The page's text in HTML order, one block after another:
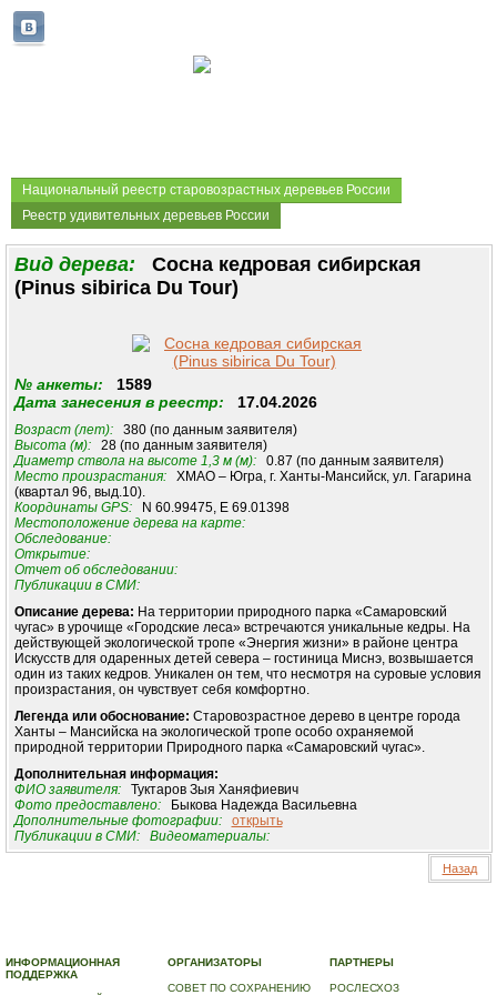
Национальный реестр старовозрастных деревьев России
Реестр удивительных деревьев России
Вид дерева: Cосна кедровая сибирская
(Pinus sibirica Du Tour)
№ анкеты: 1589
Дата занесения в реестр: 17.04.2026
Возраст (лет):380 (по данным заявителя)
Высота (м):28 (по данным заявителя)
Диаметр ствола на высоте 1,3 м (м):0.87 (по данным заявителя)
Место произрастания:ХМАО – Югра, г. Ханты-Мансийск, ул. Гагарина
(квартал 96, выд.10).
Координаты GPS:N 60.99475, E 69.01398
Местоположение дерева на карте:
Обследование:
Открытие:
Отчет об обследовании:
Публикации в СМИ:
Описание дерева: На территории природного парка «Самаровский
чугас» в урочище «Городские леса» встречаются уникальные кедры. На
действующей экологической тропе «Энергия жизни» в районе центра
Искусств для одаренных детей севера – гостиница Миснэ, возвышается
один из таких кедров. Уникален он тем, что несмотря на суровые условия
произрастания, он чувствует себя комфортно.
Легенда или обоснование: Старовозрастное дерево в центре города
Ханты – Мансийска на экологической тропе особо охраняемой
природной территории Природного парка «Самаровский чугас».
Дополнительная информация:
ФИО заявителя:Туктаров Зыя Ханяфиевич
Фото предоставлено:Быкова Надежда Васильевна
Дополнительные фотографии:
открыть
Публикации в СМИ:
Видеоматериалы:
Назад
ИНФОРМАЦИОННАЯ
ПОДДЕРЖКА
ОРГАНИЗАТОРЫ
СОВЕТ ПО СОХРАНЕНИЮ
ПАРТНЕРЫ
РОСЛЕСХОЗ